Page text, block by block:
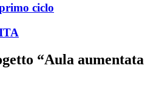
ciclo
“Aula aumentata